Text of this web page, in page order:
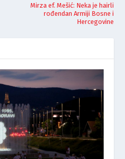
Mirza ef. Mešić: Neka je hairli
rođendan Armiji Bosne i
Hercegovine